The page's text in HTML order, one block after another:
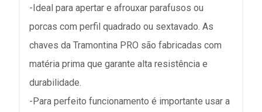
-Ideal para apertar e afrouxar parafusos ou
porcas com perfil quadrado ou sextavado. As
chaves da Tramontina PRO são fabricadas com
matéria prima que garante alta resistência e
durabilidade.
-Para perfeito funcionamento é importante usar a